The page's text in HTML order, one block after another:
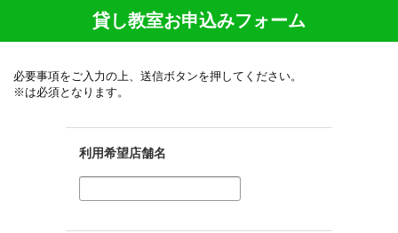
貸し教室お申込みフォーム
必要事項をご入力の上、送信ボタンを押してください。
※は必須となります。
利用希望店舗名